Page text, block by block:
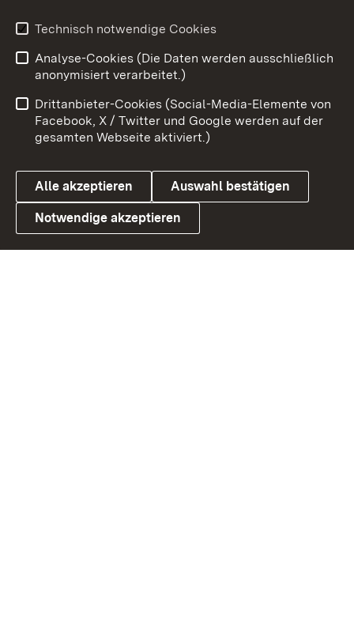
Youtube
Link zum Landesportal
Benutzungshinweise
Barrierefreiheit
Datenschutz
Cookies
Technisch notwendige Cookies
Analyse-Cookies (Die Daten werden ausschließlich
anonymisiert verarbeitet.)
Drittanbieter-Cookies (Social-Media-Elemente von
Facebook, X / Twitter und Google werden auf der
gesamten Webseite aktiviert.)
Alle akzeptieren Auswahl bestätigen
Notwendige akzeptieren